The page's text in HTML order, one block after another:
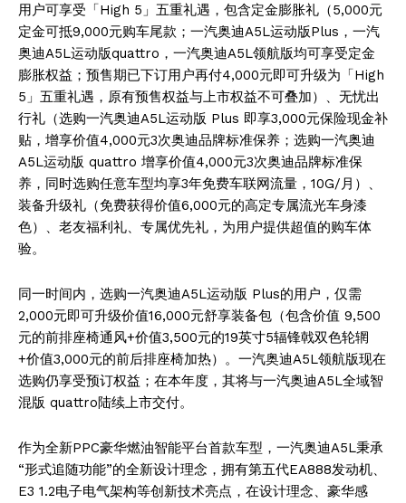
用户可享受「High 5」五重礼遇，包含定金膨胀礼（5,000元
定金可抵9,000元购车尾款；一汽奥迪A5L运动版Plus，一汽
奥迪A5L运动版quattro，一汽奥迪A5L领航版均可享受定金
膨胀权益；预售期已下订用户再付4,000元即可升级为「High
5」五重礼遇，原有预售权益与上市权益不可叠加）、无忧出
行礼（选购一汽奥迪A5L运动版 Plus 即享3,000元保险现金补
贴，增享价值4,000元3次奥迪品牌标准保养；选购一汽奥迪
A5L运动版 quattro 增享价值4,000元3次奥迪品牌标准保
养，同时选购任意车型均享3年免费车联网流量，10G/月）、
装备升级礼（免费获得价值6,000元的高定专属流光车身漆
色）、老友福利礼、专属优先礼，为用户提供超值的购车体
验。
同一时间内，选购一汽奥迪A5L运动版 Plus的用户，仅需
2,000元即可升级价值16,000元舒享装备包（包含价值 9,500
元的前排座椅通风+价值3,500元的19英寸5辐锋戟双色轮辋
+价值3,000元的前后排座椅加热）。一汽奥迪A5L领航版现在
选购仍享受预订权益；在本年度，其将与一汽奥迪A5L全域智
混版 quattro陆续上市交付。
作为全新PPC豪华燃油智能平台首款车型，一汽奥迪A5L秉承
“形式追随功能”的全新设计理念，拥有第五代EA888发动机、
E3 1.2电子电气架构等创新技术亮点，在设计理念、豪华感